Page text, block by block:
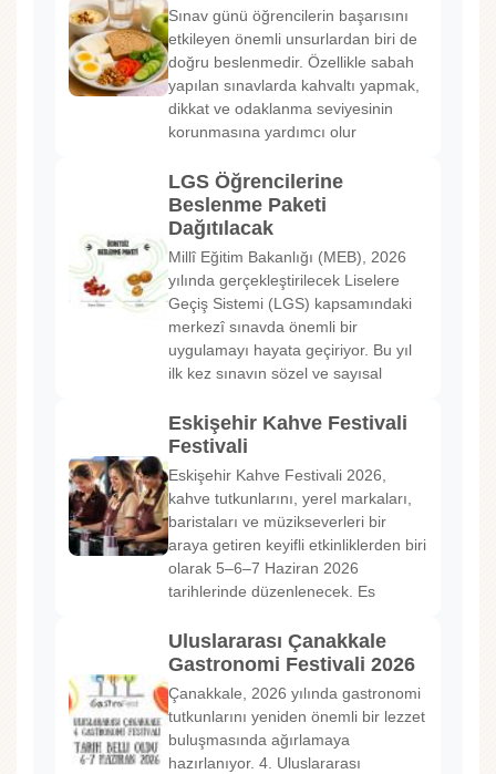
Sınav günü öğrencilerin başarısını
etkileyen önemli unsurlardan biri de
doğru beslenmedir. Özellikle sabah
yapılan sınavlarda kahvaltı yapmak,
dikkat ve odaklanma seviyesinin
korunmasına yardımcı olur
LGS Öğrencilerine
Beslenme Paketi
Dağıtılacak
Millî Eğitim Bakanlığı (MEB), 2026
yılında gerçekleştirilecek Liselere
Geçiş Sistemi (LGS) kapsamındaki
merkezî sınavda önemli bir
uygulamayı hayata geçiriyor. Bu yıl
ilk kez sınavın sözel ve sayısal
Eskişehir Kahve Festivali
Festivali
Eskişehir Kahve Festivali 2026,
kahve tutkunlarını, yerel markaları,
baristaları ve müzikseverleri bir
araya getiren keyifli etkinliklerden biri
olarak 5–6–7 Haziran 2026
tarihlerinde düzenlenecek. Es
Uluslararası Çanakkale
Gastronomi Festivali 2026
Çanakkale, 2026 yılında gastronomi
tutkunlarını yeniden önemli bir lezzet
buluşmasında ağırlamaya
hazırlanıyor. 4. Uluslararası